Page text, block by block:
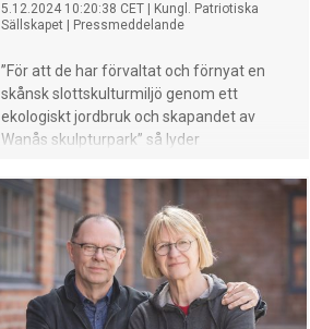
5.12.2024 10:20:38 CET
Kungl. Patriotiska
Sällskapet
Pressmeddelande
”För att de har förvaltat och förnyat en
skånsk slottskulturmiljö genom ett
ekologiskt jordbruk och skapandet av
Wanås skulpturpark” så lyder
Sällskapet tilldelar Marika Wachtmeister
och Carl-Gustaf Wachtmeister medaljer
för bevarande av svenskt kulturarv.